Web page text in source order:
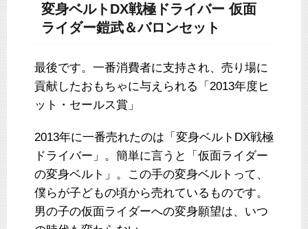
変身ベルトDX戦極ドライバー 仮面
ライダー鎧武＆バロンセット
最後です。一番消費者に支持され、売り場に
貢献したおもちゃに与えられる「2013年度ヒ
ット・セールス賞」
2013年に一番売れたのは「変身ベルトDX戦極
ドライバー」。簡単に言うと「仮面ライダー
の変身ベルト」。この手の変身ベルトって、
僕らが子どもの頃から売れているものです。
男の子の仮面ライダーへの変身願望は、いつ